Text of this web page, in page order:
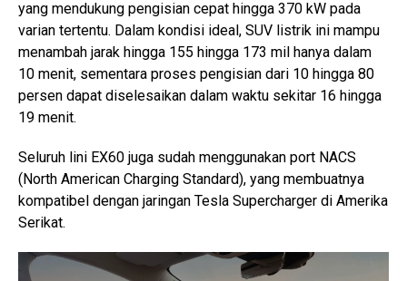
yang mendukung pengisian cepat hingga 370 kW pada
varian tertentu. Dalam kondisi ideal, SUV listrik ini mampu
menambah jarak hingga 155 hingga 173 mil hanya dalam
10 menit, sementara proses pengisian dari 10 hingga 80
persen dapat diselesaikan dalam waktu sekitar 16 hingga
19 menit.
Seluruh lini EX60 juga sudah menggunakan port NACS
(North American Charging Standard), yang membuatnya
kompatibel dengan jaringan Tesla Supercharger di Amerika
Serikat.